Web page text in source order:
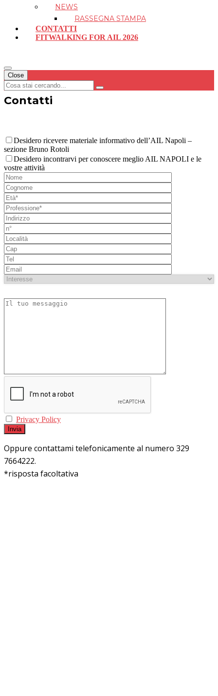
NEWS
RASSEGNA STAMPA
CONTATTI
FITWALKING FOR AIL 2026
Close
Contatti
Desidero ricevere materiale informativo dell’AIL Napoli –
sezione Bruno Rotoli
Desidero incontrarvi per conoscere meglio AIL NAPOLI e le
vostre attività
Privacy Policy
Oppure contattami telefonicamente al numero 329
7664222.
*risposta facoltativa